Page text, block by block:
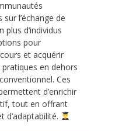
l’échange de
plus d’individus
pour
et acquérir
en dehors
Ces
d’enrichir
tout en offrant
d’adaptabilité.